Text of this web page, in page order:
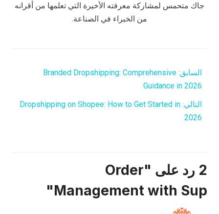
جاك متحمس لمشاركة معرفته الأخيرة التي تعلمها من أقرانه
من الخبراء في الصناعة.
السابق: Branded Dropshipping: Comprehensive
Guidance in 2026
التالي: Dropshipping on Shopee: How to Get Started in
2026
2 رد على "Order
Management with Sup"